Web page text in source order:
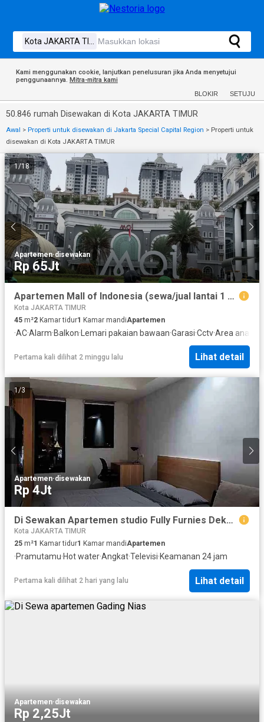
Kami menggunakan cookie, lanjutkan penelusuran jika Anda menyetujui
penggunaannya. Mitra-mitra kami
BLOKIR SETUJU
50.846 rumah Disewakan di Kota JAKARTA TIMUR
Awal > Properti untuk disewakan di Jakarta Special Capital Region > Properti untuk
disewakan di Kota JAKARTA TIMUR
1/18
Apartemen·disewakan
Rp 65Jt
Apartemen Mall of Indonesia (sewa/jual lantai 1 sanfransisco) top harga di bawah pasaran
Kota JAKARTA TIMUR
45 m²2 Kamar tidur1 Kamar mandiApartemen
·AC·Alarm·Balkon· Lemari pakaian bawaan·Garasi·Cctv·Area anak-
Pertama kali dilihat 2 minggu lalu Lihat detail
1 /3
Apartemen·disewakan
Rp 4Jt
Di Sewakan Apartemen studio Fully Furnies Dekat UI
Kota JAKARTA TIMUR
25 m²1 Kamar tidur1 Kamar mandiApartemen
·Pramutamu·Hot water·Angkat·Televisi·Keamanan 24 jam
Pertama kali dilihat 2 hari yang lalu Lihat detail
Apartemen·disewakan
Rp 2,25Jt